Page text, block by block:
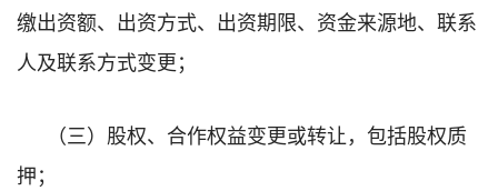
缴出资额、出资方式、出资期限、资金来源地、联系
人及联系方式变更；
（三）股权、合作权益变更或转让，包括股权质
押；